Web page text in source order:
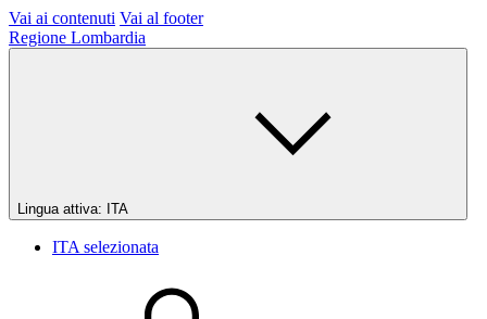
Vai ai contenuti Vai al footer
Regione Lombardia
Lingua attiva: ITA
ITA selezionata